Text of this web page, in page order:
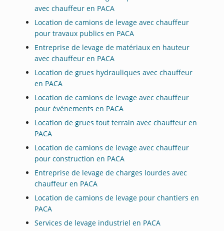
avec chauffeur en PACA
Location de camions de levage avec chauffeur
pour travaux publics en PACA
Entreprise de levage de matériaux en hauteur
avec chauffeur en PACA
Location de grues hydrauliques avec chauffeur
en PACA
Location de camions de levage avec chauffeur
pour événements en PACA
Location de grues tout terrain avec chauffeur en
PACA
Location de camions de levage avec chauffeur
pour construction en PACA
Entreprise de levage de charges lourdes avec
chauffeur en PACA
Location de camions de levage pour chantiers en
PACA
Services de levage industriel en PACA